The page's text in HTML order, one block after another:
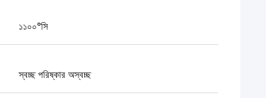
১১০০°সি
স্বচ্ছ পরিষ্কার অস্বচ্ছ